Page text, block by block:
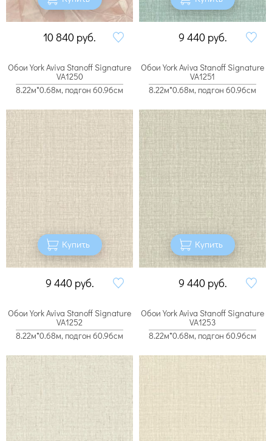
10 840 руб. 9 440 руб.
Обои York Aviva Stanoff Signature
VA1250
8.22м*0.68м, подгон 60.96см
Купить
9 440 руб.
Обои York Aviva Stanoff Signature
VA1251
8.22м*0.68м, подгон 60.96см
Купить
9 440 руб.
Обои York Aviva Stanoff Signature
VA1252
8.22м*0.68м, подгон 60.96см
Обои York Aviva Stanoff Signature
VA1253
8.22м*0.68м, подгон 60.96см